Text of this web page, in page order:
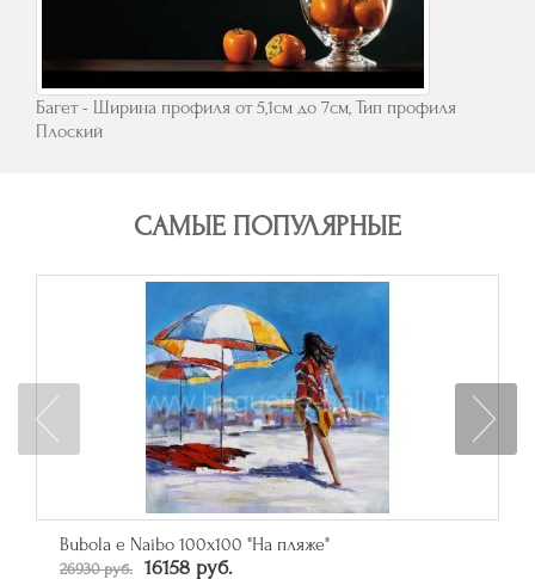
Багет - Ширина профиля от 5,1см до 7см, Тип профиля
Плоский
САМЫЕ ПОПУЛЯРНЫЕ
Зеркало прямоугольное в багете цвета серебро
От 50790 руб.